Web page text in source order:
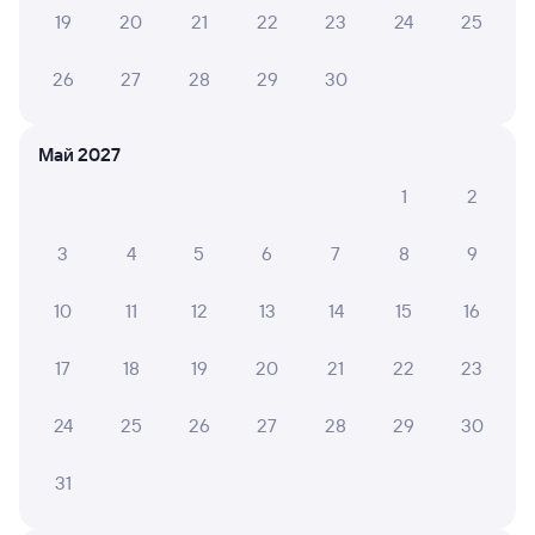
10 ЕЛЕНА Р.
Очень хороший 3 вагон. Персонал вежливый. В
Очень хороший поезд,даже душ есть!
04 августа 2026 • Поезд 002Э «Россия»
19 20 21 22 23 24 25
26 27 28 29 30
Май 2027
1
2
3 4 5 6 7 8 9
10 11 12 13 14 15 16
17 18 19 20 21 22 23
24 25 26 27 28 29 30
31